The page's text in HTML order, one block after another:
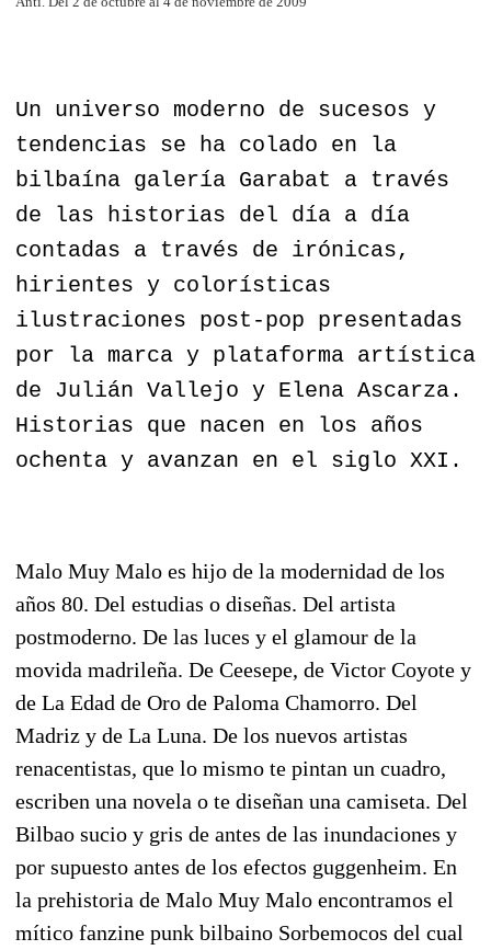
Un universo moderno de sucesos y
tendencias se ha colado en la
bilbaína galería Garabat a través
de las historias del día a día
contadas a través de irónicas,
hirientes y colorísticas
ilustraciones post-pop presentadas
por la marca y plataforma artística
de Julián Vallejo y Elena Ascarza.
Historias que nacen en los años
ochenta y avanzan en el siglo XXI.
Malo Muy Malo es hijo de la modernidad de los
años 80. Del estudias o diseñas. Del artista
postmoderno. De las luces y el glamour de la
movida madrileña. De Ceesepe, de Victor Coyote y
de La Edad de Oro de Paloma Chamorro. Del
Madriz y de La Luna. De los nuevos artistas
renacentistas, que lo mismo te pintan un cuadro,
escriben una novela o te diseñan una camiseta. Del
Bilbao sucio y gris de antes de las inundaciones y
por supuesto antes de los efectos guggenheim. En
la prehistoria de Malo Muy Malo encontramos el
mítico fanzine punk bilbaino Sorbemocos del cual